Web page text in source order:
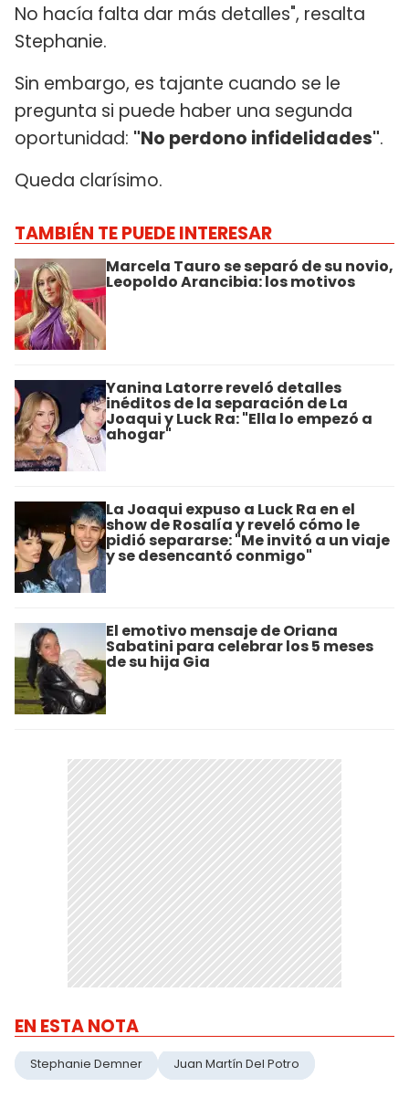
No hacía falta dar más detalles", resalta
Stephanie.
Sin embargo, es tajante cuando se le
pregunta si puede haber una segunda
oportunidad: "No perdono infidelidades".
Queda clarísimo.
TAMBIÉN TE PUEDE INTERESAR
Marcela Tauro se separó de su novio,
Leopoldo Arancibia: los motivos
Yanina Latorre reveló detalles
inéditos de la separación de La
Joaqui y Luck Ra: "Ella lo empezó a
ahogar"
La Joaqui expuso a Luck Ra en el
show de Rosalía y reveló cómo le
pidió separarse: "Me invitó a un viaje
y se desencantó conmigo"
El emotivo mensaje de Oriana
Sabatini para celebrar los 5 meses
de su hija Gia
EN ESTA NOTA
Stephanie Demner Juan Martín Del Potro